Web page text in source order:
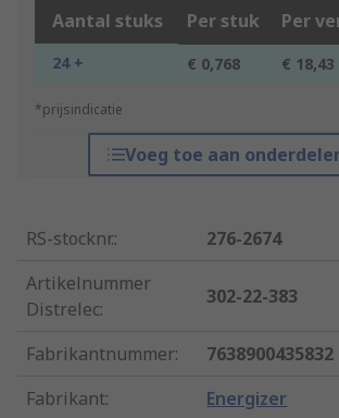
Aantal stuks Per stuk Per
24 + € 0,768 € 18,43
*prijsindicatie
Voeg toe aan
RS-stocknr.:
276-2674
Artikelnummer
Distrelec:
302-22-383
Fabrikantnummer:
7638900435832
Fabrikant: Energizer